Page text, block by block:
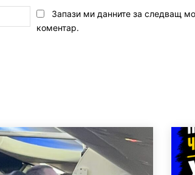
Email:*Запази ми данните за следващ
коментар.